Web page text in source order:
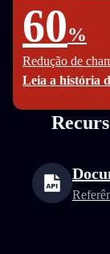
60%
Redução de
Leia a história